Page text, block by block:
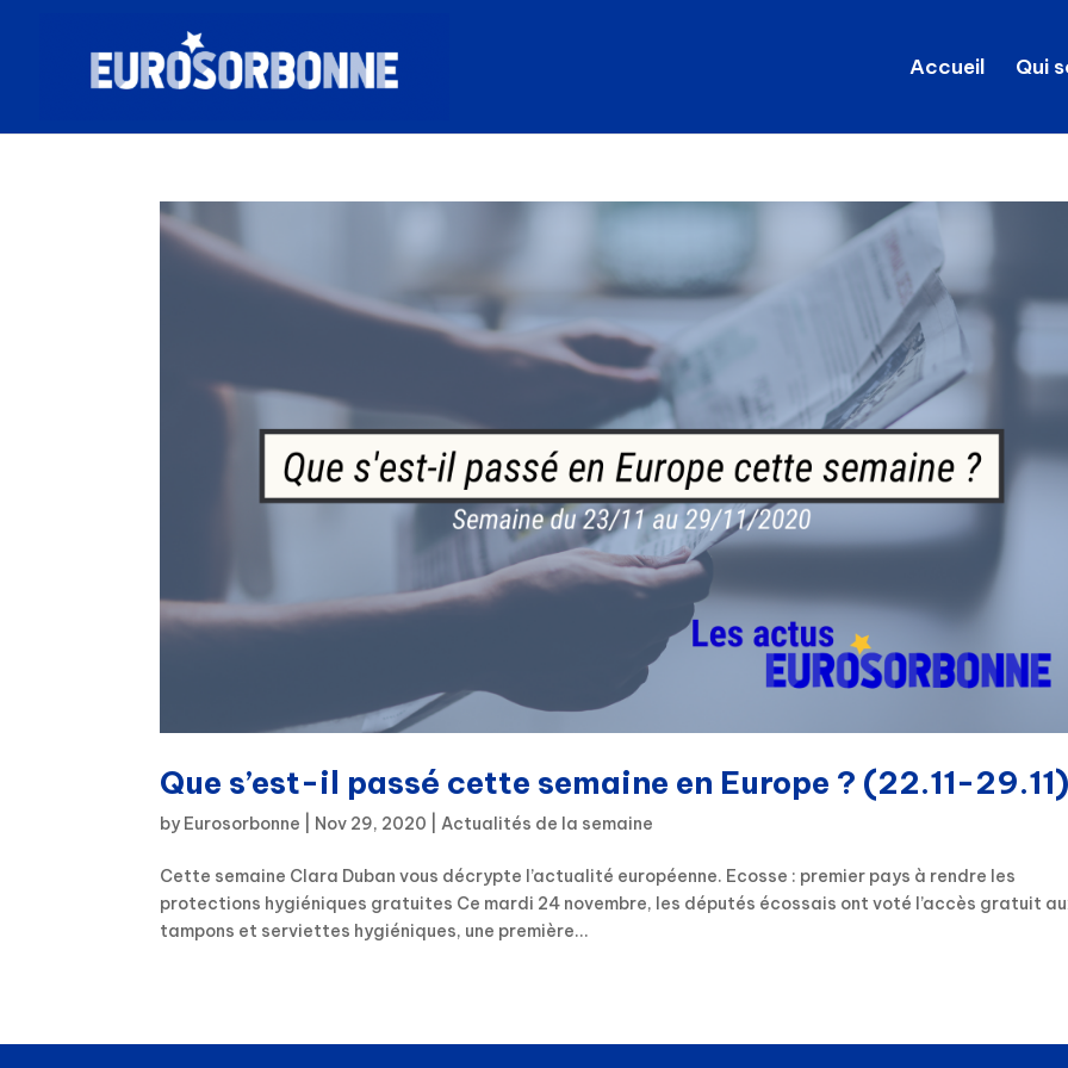
Accueil Qui
Que s’est-il passé cette semaine en Europe ? (22.11-
by Eurosorbonne Nov 29, 2020 |Actualités de la semaine
Cette semaine Clara Duban vous décrypte l’actualité européenne. Ecosse : premier pays à rendre les
protections hygiéniques gratuites Ce mardi 24 novembre, les députés écossais ont voté l’accès gratuit
tampons et serviettes hygiéniques, une première...